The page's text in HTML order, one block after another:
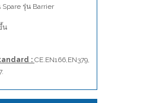
รุ่น Barrier
น
: CE.EN166,EN379,